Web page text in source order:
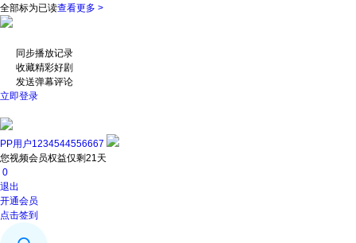
全部标为已读查看更多 >
同步播放记录
收藏精彩好剧
发送弹幕评论
立即登录
PP用户1234544556667
您视频会员权益仅剩21天
0
退出
开通会员
点击签到